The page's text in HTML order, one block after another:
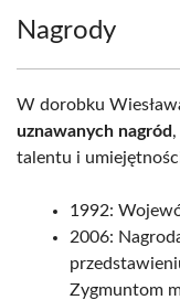
Nagrody
W dorobku
uznawanych nagród
talentu i
1992:
2006:
Zygmuntom